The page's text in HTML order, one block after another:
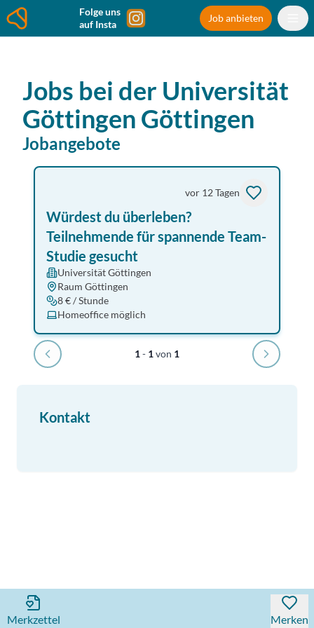
Folge uns
auf Insta
Job anbieten
Jobs bei der Universität
Göttingen Göttingen
Jobangebote
vor 12 Tagen
Würdest du überleben?
Teilnehmende für spannende Team-
Studie gesucht
Universität Göttingen
Raum Göttingen
8 € / Stunde
Homeoffice möglich
1- 1von 1
Kontakt
Merkzettel Merken